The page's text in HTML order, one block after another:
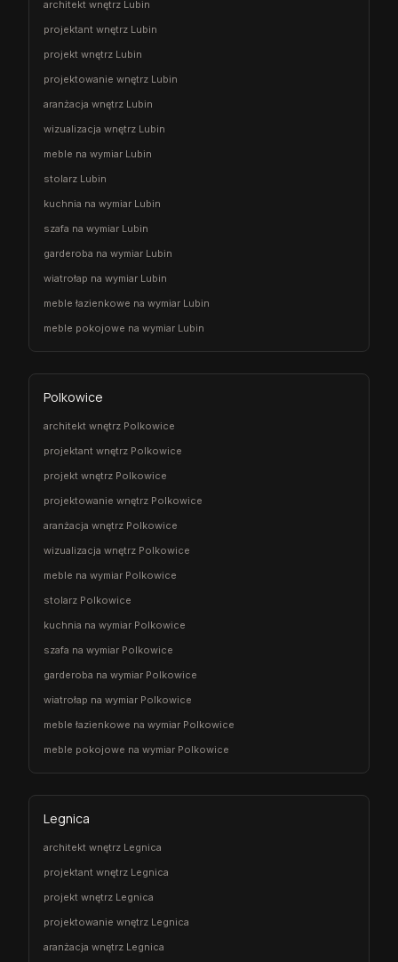
architekt wnętrz Lubin
projektant wnętrz Lubin
projekt wnętrz Lubin
projektowanie wnętrz Lubin
aranżacja wnętrz Lubin
wizualizacja wnętrz Lubin
meble na wymiar Lubin
stolarz Lubin
kuchnia na wymiar Lubin
szafa na wymiar Lubin
garderoba na wymiar Lubin
wiatrołap na wymiar Lubin
meble łazienkowe na wymiar Lubin
meble pokojowe na wymiar Lubin
Polkowice
architekt wnętrz Polkowice
projektant wnętrz Polkowice
projekt wnętrz Polkowice
projektowanie wnętrz Polkowice
aranżacja wnętrz Polkowice
wizualizacja wnętrz Polkowice
meble na wymiar Polkowice
stolarz Polkowice
kuchnia na wymiar Polkowice
szafa na wymiar Polkowice
garderoba na wymiar Polkowice
wiatrołap na wymiar Polkowice
meble łazienkowe na wymiar Polkowice
meble pokojowe na wymiar Polkowice
Legnica
architekt wnętrz Legnica
projektant wnętrz Legnica
projekt wnętrz Legnica
projektowanie wnętrz Legnica
aranżacja wnętrz Legnica